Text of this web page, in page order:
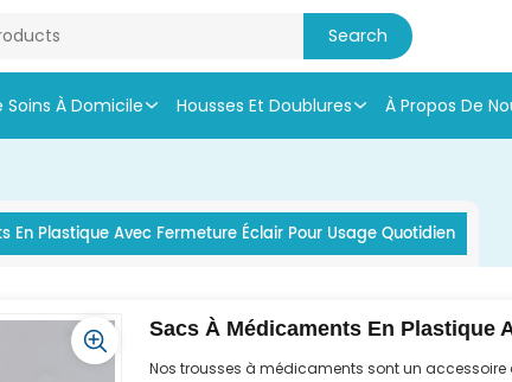
Soins À Domicile Housses Et Doublures À Propos De
En Plastique Avec Fermeture Éclair Pour Usage Quotidien
Sacs À Médicaments En Plastique
Nos trousses à médicaments sont un